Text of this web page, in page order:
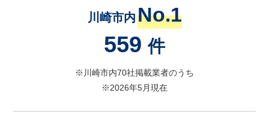
川崎市内No.1
559 件
※川崎市内70社掲載業者のうち
※2026年5月現在